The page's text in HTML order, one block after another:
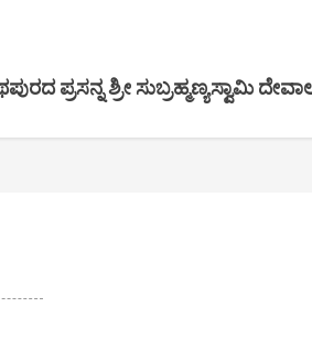
ಪ್ರಸನ್ನ ಶ್ರೀ ಸುಬ್ರಹ್ಮಣ್ಯಸ್ವಾಮಿ